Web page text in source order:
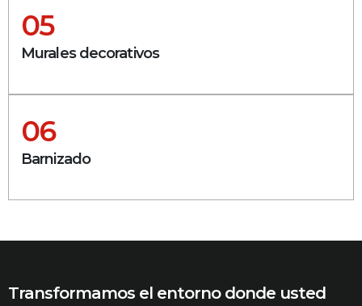
05
Murales decorativos
06
Barnizado
Transformamos el entorno donde usted